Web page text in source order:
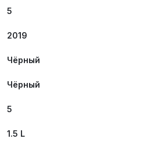
5
2019
Чёрный
Чёрный
5
1.5 L